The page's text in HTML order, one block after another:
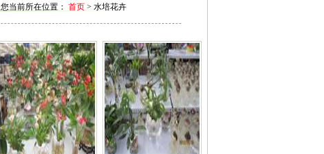
您当前所在位置： 首页> 水培花卉